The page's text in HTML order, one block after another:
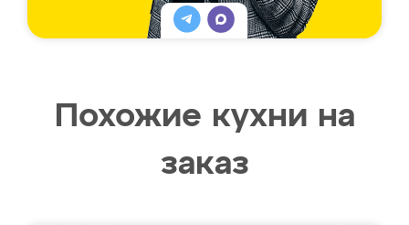
Похожие кухни на
заказ